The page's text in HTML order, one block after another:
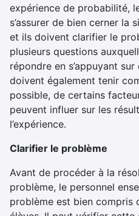
expérience de probabilité,
s’assurer de bien cerner la
et ils doivent clarifier le
plusieurs questions
répondre en s’appuyant
doivent également tenir
possible, de certains
peuvent influer sur les
l’expérience.
Clarifier le problème
Avant de procéder à la
problème, le personnel
problème est bien compris